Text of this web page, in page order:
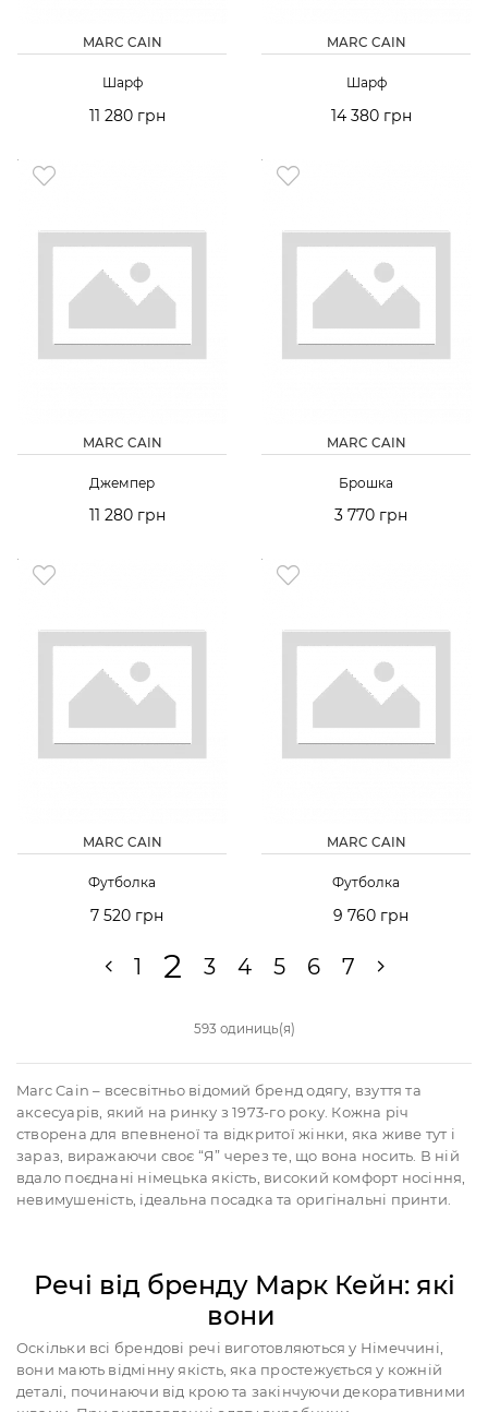
MARC CAIN
Шарф
11 280 грн
MARC CAIN
Шарф
14 380 грн
MARC CAIN
Джемпер
11 280 грн
MARC CAIN
Брошка
3 770 грн
MARC CAIN
Футболка
7 520 грн
MARC CAIN
Футболка
9 760 грн
1 2 3 4 5 6 7
593 одиниць(я)
Marc Cain – всесвітньо відомий бренд одягу, взуття та
аксесуарів, який на ринку з 1973-го року. Кожна річ
створена для впевненої та відкритої жінки, яка живе тут і
зараз, виражаючи своє “Я” через те, що вона носить. В ній
вдало поєднані німецька якість, високий комфорт носіння,
невимушеність, ідеальна посадка та оригінальні принти.
Речі від бренду Марк Кейн: які
вони
Оскільки всі брендові речі виготовляються у Німеччині,
вони мають відмінну якість, яка простежується у кожній
деталі, починаючи від крою та закінчуючи декоративними